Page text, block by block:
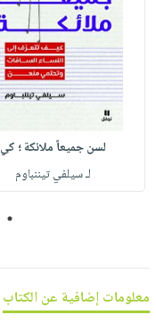
مطرزات
حقائب
حلي
عناية
بالذات
صابون
أطفال
حدود
وفرات
عن
الشركة
سياسة
الشركة
فيديوهات
أسئلة
وفرات
حسابك
لائحة
الأمنيات
التسوق
لسن جميعاً ملائكة ؛ كي
لـ سيلفي تيننباوم
1
معلومات إضافية عن الكتاب